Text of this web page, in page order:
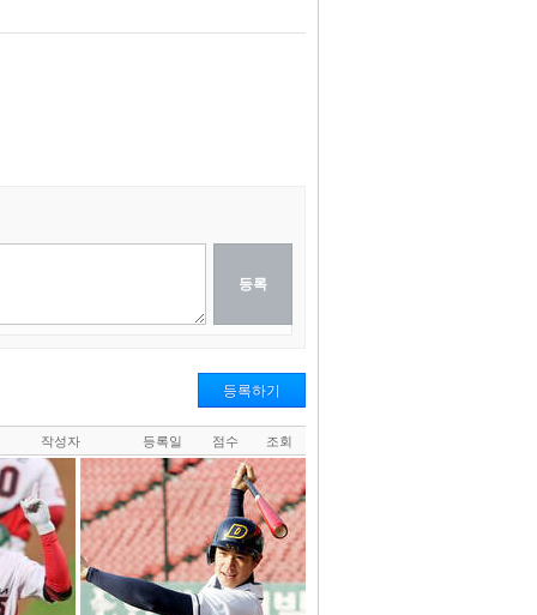
등록하기
작성자 등록일 점수 조회